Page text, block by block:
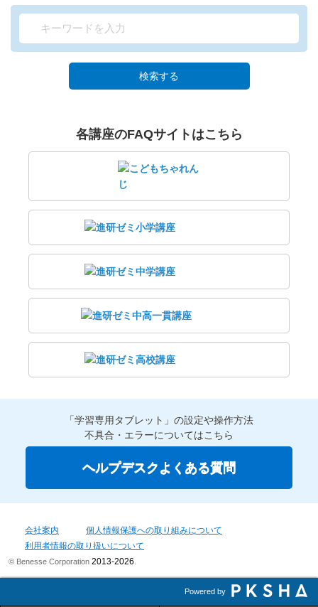
検索する
各講座のFAQサイトはこちら
「学習専用タブレット」の設定や操作方法
不具合・エラーについてはこちら
ヘルプデスクよくある質問
会社案内
個人情報保護への取り組みについて
利用者情報の取り扱いについて
© Benesse Corporation 2013-2026
Powered by